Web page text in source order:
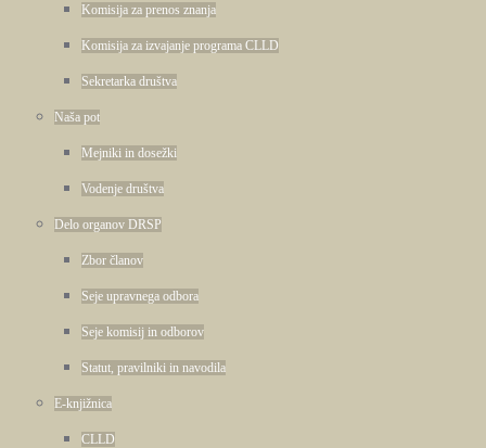
Komisija za prenos znanja
Komisija za izvajanje programa CLLD
Sekretarka društva
Naša pot
Mejniki in dosežki
Vodenje društva
Delo organov DRSP
Zbor članov
Seje upravnega odbora
Seje komisij in odborov
Statut, pravilniki in navodila
E-knjižnica
CLLD